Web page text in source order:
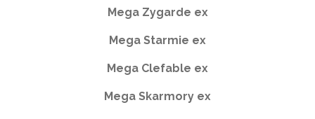
Mega Zygarde ex
Mega Starmie ex
Mega Clefable ex
Mega Skarmory ex